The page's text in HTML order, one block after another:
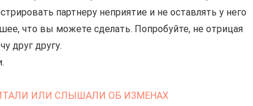
партнеру неприятие и не оставлять у него
что вы можете сделать. Попробуйте, не отрицая
друг другу.
ИЛИ СЛЫШАЛИ ОБ ИЗМЕНАХ